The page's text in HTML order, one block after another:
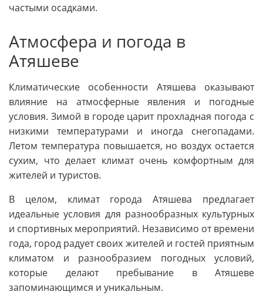
частыми осадками.
Атмосфера и погода в
Атяшеве
Климатические особенности Атяшева оказывают
влияние на атмосферные явления и погодные
условия. Зимой в городе царит прохладная погода с
низкими температурами и иногда снегопадами.
Летом температура повышается, но воздух остается
сухим, что делает климат очень комфортным для
жителей и туристов.
В целом, климат города Атяшева предлагает
идеальные условия для разнообразных культурных
и спортивных мероприятий. Независимо от времени
года, город радует своих жителей и гостей приятным
климатом и разнообразием погодных условий,
которые делают пребывание в Атяшеве
запоминающимся и уникальным.